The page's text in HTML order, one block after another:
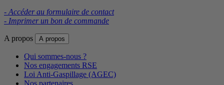
- Accéder au formulaire de contact
- Imprimer un bon de commande
A propos A propos
Qui sommes-nous ?
Nos engagements RSE
Loi Anti-Gaspillage (AGEC)